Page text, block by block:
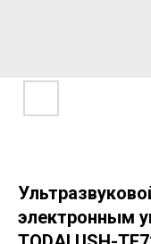
электронным